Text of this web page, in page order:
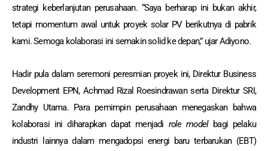
strategi keberlanjutan perusahaan. “Saya berharap ini bukan akhir,
tetapi momentum awal untuk proyek solar PV berikutnya di pabrik
kami. Semoga kolaborasi ini semakin solid ke depan,” ujar Adiyono.
Hadir pula dalam seremoni peresmian proyek ini, Direktur Business
Development EPN, Achmad Rizal Roesindrawan serta Direktur SRI,
Zandhy Utama. Para pemimpin perusahaan menegaskan bahwa
kolaborasi ini diharapkan dapat menjadi role model bagi pelaku
industri lainnya dalam mengadopsi energi baru terbarukan (EBT)